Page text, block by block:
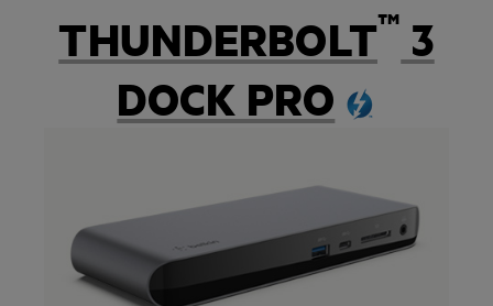
THUNDERBOLT™ 3
DOCK PRO